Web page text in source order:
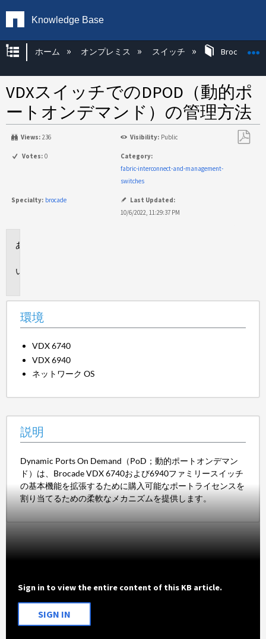
Knowledge Base
グローバル階層を展開/折りたたむ
ホーム オンプレミス スイッチ Brocade KB
VDXスイッチでのDPOD（動的ポ
ートオンデマンド）の管理方法
Views: 236 Visibility: Public
Votes: 0
Category:
fabric-interconnect-and-management-
switches
Specialty: brocade
Last Updated:
10/6/2022, 11:29:37 PM
環境
VDX 6740
VDX 6940
ネットワーク OS
説明
Dynamic Ports On Demand（PoD；動的ポートオンデマン
ド）は、Brocade VDX 6740および6940ファミリースイッチ
の基本機能を拡張するために購入可能なポートライセンスを
割り当てるための柔軟なメカニズムを提供します。
Sign in to view the entire content of this KB article.
SIGN IN